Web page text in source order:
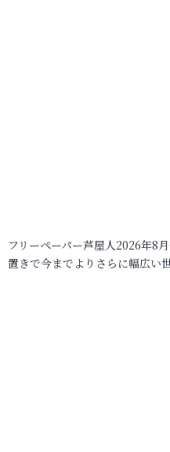
フリーペーパー芦屋人2026年8
置きで今までよりさらに幅広い